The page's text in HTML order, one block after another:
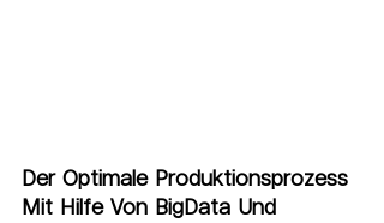
Der Optimale Produktionsprozess
Mit Hilfe Von BigData Und